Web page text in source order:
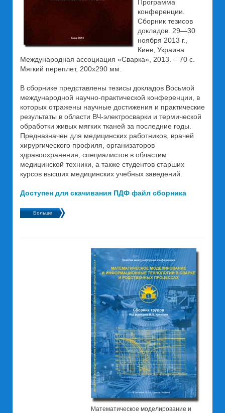
Программа
конференции.
Сборник тезисов
докладов. 29—30
ноября 2013 г.,
Киев, Украина
Международная ассоциация «Сварка», 2013. – 70 с.
Мягкий переплет, 200х290 мм.
В сборнике представлены тезисы докладов Восьмой
международной научно-практической конференции, в
которых отражены научные достижения и практические
результаты в области ВЧ-электросварки и термической
обработки живых мягких тканей за последние годы.
Предназначен для медицинских работников, врачей
хирургического профиля, организаторов
здравоохранения, специалистов в областим
медицинской техники, а также студентов старших
курсов высших медицинских учебных заведений.
Доступен для скачивания ПДФ файл сборника
Больше
Математическое моделирование и